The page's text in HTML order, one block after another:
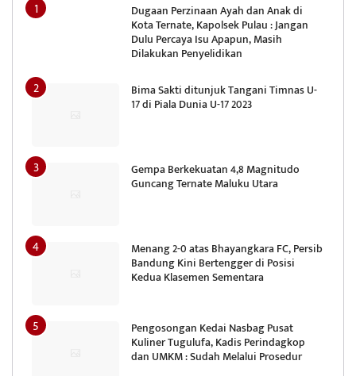
Dugaan Perzinaan Ayah dan Anak di
Kota Ternate, Kapolsek Pulau : Jangan
Dulu Percaya Isu Apapun, Masih
Dilakukan Penyelidikan
Bima Sakti ditunjuk Tangani Timnas U-
17 di Piala Dunia U-17 2023
Gempa Berkekuatan 4,8 Magnitudo
Guncang Ternate Maluku Utara
Menang 2-0 atas Bhayangkara FC, Persib
Bandung Kini Bertengger di Posisi
Kedua Klasemen Sementara
Pengosongan Kedai Nasbag Pusat
Kuliner Tugulufa, Kadis Perindagkop
dan UMKM : Sudah Melalui Prosedur